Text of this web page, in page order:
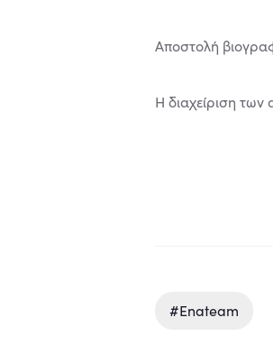
Αποστολή
Η διαχείριση των
#enateam